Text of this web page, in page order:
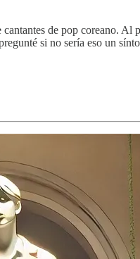
de pop coreano.
si no sería eso un